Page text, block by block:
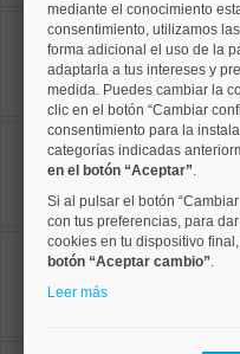
Ref:
65 m²
2
1 baños
Ref:
2 baños
Ref:
mediante el conocimiento
consentimiento, utilizamos
forma adicional el uso de la
adaptarla a tus intereses y
medida. Puedes cambiar la
clic en el botón “Cambiar
consentimiento para la
categorías indicadas
en el botón “Aceptar”.
Si al pulsar el botón
con tus preferencias, para
cookies en tu dispositivo
botón “Aceptar cambio”.
Leer más